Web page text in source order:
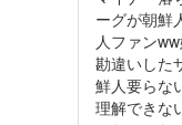
ーグが朝鮮
人ファン
勘違いした
鮮人要らな
理解できな